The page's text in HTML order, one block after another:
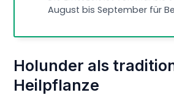
August bis September für
Holunder als
Heilpflanze